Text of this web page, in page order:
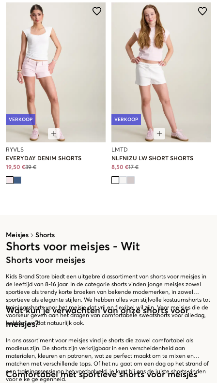
Meisjes Shorts
Shorts voor meisjes - Wit
Shorts voor meisjes
Kids Brand Store biedt een uitgebreid assortiment van shorts voor meisjes in
de leeftijd van 8-16 jaar. In de categorie shorts vinden jonge meisjes zowel
sportieve als trendy korte broeken van bekende modemerken, in zowel
sportieve als elegante stijlen. We hebben alles van stijlvolle kostuumshorts tot
trainingsshorts voor het meisje dat vrij en flexibel wil zijn. Voor meisjes die de
voorkeur geven aan het dragen van comfortabele sweatshorts voor alledag,
hebben we dat natuurlijk ook.
Wat kun je verwachten van onze shorts voor
meisjes?
In ons assortiment voor meisjes vind je shorts die zowel comfortabel als
modieus zijn. De shorts zijn verkrijgbaar in een verscheidenheid aan
materialen, kleuren en patronen, wat ze perfect maakt om te mixen en
matchen met verschillende tops. Of het nu gaat om een dag op het strand of
een trainingssessie op het voetbalveld, je kunt bij ons de juiste shorts vinden
voor elke gelegenheid.
Comfortabel met sportieve shorts voor meisjes
VERKOOP
RYVLS
EVERYDAY DENIM SHORTS
19,50 €39 €
VERKOOP
LMTD
NLFNIZU LW SHORT SHORTS
8,50 €17 €